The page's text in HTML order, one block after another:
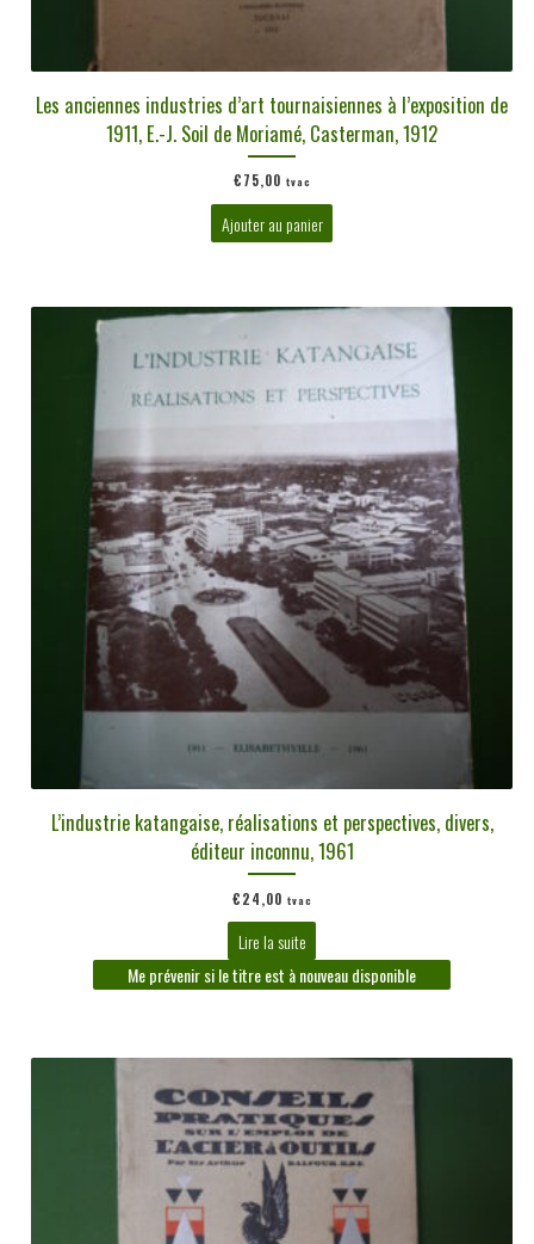
Les anciennes industries d’art tournaisiennes à l’exposition de
1911, E.-J. Soil de Moriamé, Casterman, 1912
€75,00 tvac
Ajouter au panier
L’industrie katangaise, réalisations et perspectives, divers,
éditeur inconnu, 1961
€24,00 tvac
Lire la suite
Me prévenir si le titre est à nouveau disponible